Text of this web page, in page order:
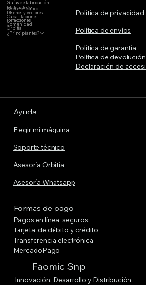
Faomic Snp
Innovación, Desarrollo y Distribución
Guías de fabricación
Materiales
Soporte Técnico
DIseños y vectores
Capacitaciones
Refacciones
Comunidad
Orbitia
¿Principiantes?
Política de privacidad
Política de envíos
Política de garantía
Política de devolución
Declaración de
Ayuda
Elegir mi máquina
Soporte técnico
Asesoría Orbitia
Asesoría Whatsapp
Formas de pago
Pagos en línea seguros.
Tarjeta de débito y crédito
Transferencia electrónica
MercadoPago